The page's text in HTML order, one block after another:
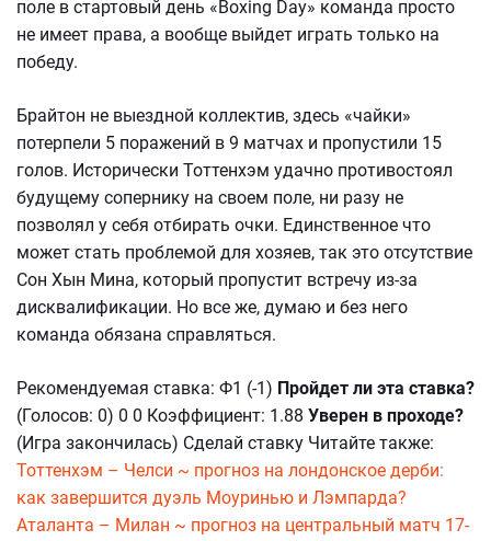
поле в стартовый день «Boxing Day» команда просто
не имеет права, а вообще выйдет играть только на
победу.
Брайтон не выездной коллектив, здесь «чайки»
потерпели 5 поражений в 9 матчах и пропустили 15
голов. Исторически Тоттенхэм удачно противостоял
будущему сопернику на своем поле, ни разу не
позволял у себя отбирать очки. Единственное что
может стать проблемой для хозяев, так это отсутствие
Сон Хын Мина, который пропустит встречу из-за
дисквалификации. Но все же, думаю и без него
команда обязана справляться.
Рекомендуемая ставка: Ф1 (-1) Пройдет ли эта ставка?
(Голосов: 0) 0 0 Коэффициент: 1.88 Уверен в проходе?
(Игра закончилась) Сделай ставку Читайте также:
Тоттенхэм – Челси ~ прогноз на лондонское дерби:
как завершится дуэль Моуринью и Лэмпарда?
Аталанта – Милан ~ прогноз на центральный матч 17-